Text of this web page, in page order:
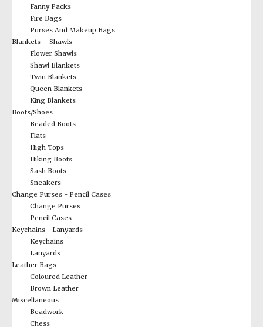
Fanny Packs
Fire Bags
Purses And Makeup Bags
Blankets – Shawls
Flower Shawls
Shawl Blankets
Twin Blankets
Queen Blankets
King Blankets
Boots/Shoes
Beaded Boots
Flats
High Tops
Hiking Boots
Sash Boots
Sneakers
Change Purses - Pencil Cases
Change Purses
Pencil Cases
Keychains - Lanyards
Keychains
Lanyards
Leather Bags
Coloured Leather
Brown Leather
Miscellaneous
Beadwork
Chess